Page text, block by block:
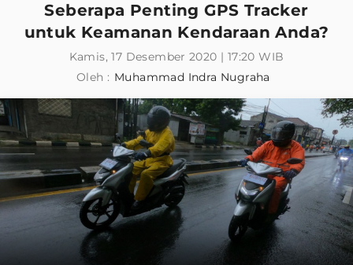
Seberapa Penting GPS Tracker
untuk Keamanan Kendaraan Anda?
Kamis, 17 Desember 2020 | 17:20 WIB
Oleh : Muhammad Indra Nugraha